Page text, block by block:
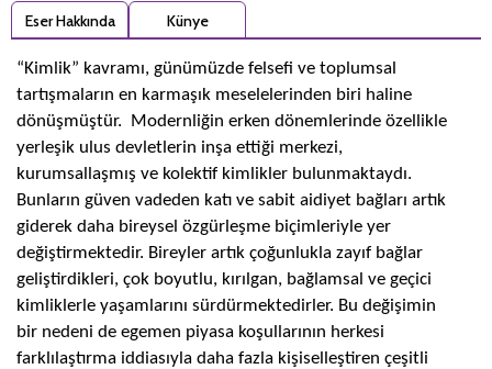
Eser Hakkında Künye
“Kimlik” kavramı, günümüzde felsefi ve toplumsal
tartışmaların en karmaşık meselelerinden biri haline
dönüşmüştür. Modernliğin erken dönemlerinde özellikle
yerleşik ulus devletlerin inşa ettiği merkezi,
kurumsallaşmış ve kolektif kimlikler bulunmaktaydı.
Bunların güven vadeden katı ve sabit aidiyet bağları artık
giderek daha bireysel özgürleşme biçimleriyle yer
değiştirmektedir. Bireyler artık çoğunlukla zayıf bağlar
geliştirdikleri, çok boyutlu, kırılgan, bağlamsal ve geçici
kimliklerle yaşamlarını sürdürmektedirler. Bu değişimin
bir nedeni de egemen piyasa koşullarının herkesi
farklılaştırma iddiasıyla daha fazla kişiselleştiren çeşitli